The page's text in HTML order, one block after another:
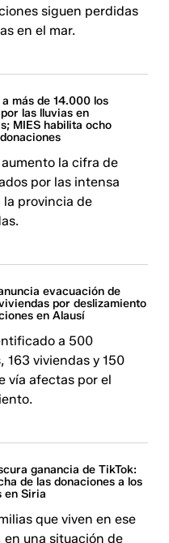
siguen perdidas
en el mar.
más de 14.000 los
las lluvias en
MIES habilita ocho
la cifra de
por las intensa
la provincia de
evacuación de
por deslizamiento
en Alausí
a 500
163 viviendas y 150
vía afectas por el
ganancia de TikTok:
de las donaciones a los
en Siria
que viven en ese
una situación de